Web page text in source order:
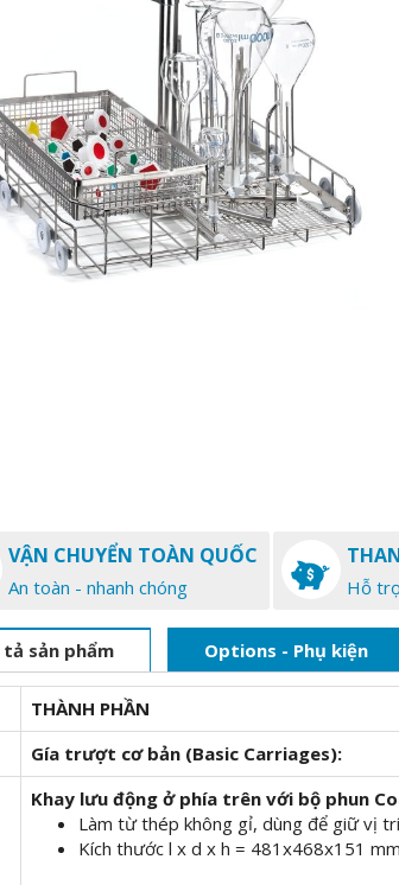
VẬN CHUYỂN TOÀN QUỐC
An toàn - nhanh chóng Hỗ
tả sản phẩm Options - Phụ kiện
THÀNH PHẦN
Gía trượt cơ bản (Basic Carriages):
Khay lưu động ở phía trên với bộ phun
Làm từ thép không gỉ, dùng để giữ vị
Kích thước l x d x h = 481x468x151